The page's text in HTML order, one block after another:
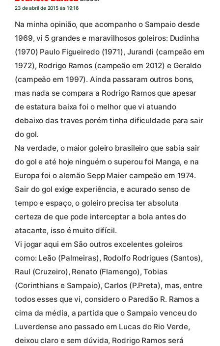
23 de abril de 2015 às 19:16
Na minha opinião, que acompanho o Sampaio desde
1969, vi 5 grandes e maravilhosos goleiros: Dudinha
(1970) Paulo Figueiredo (1971), Jurandi (campeão em
1972), Rodrigo Ramos (campeão em 2012) e Geraldo
(campeão em 1997). Ainda passaram outros bons,
mas nada se compara a Rodrigo Ramos que apesar
de estatura baixa foi o melhor que vi atuando
debaixo das traves porém tinha dificuldade para sair
do gol.
Na verdade, o maior goleiro brasileiro que sabia sair
do gol e até hoje ninguém o superou foi Manga, e na
Europa foi o alemão Sepp Maier campeão em 1974.
Sair do gol exige experiência, e acurado senso de
tempo e espaço, o goleiro precisa ter absoluta
certeza de que pode interceptar a bola antes do
atacante, isso é muito difícil.
Vi jogar aqui em São outros excelentes goleiros
como: Leão (Palmeiras), Rodolfo Rodrigues (Santos),
Raul (Cruzeiro), Renato (Flamengo), Tobias
(Corinthians e Sampaio), Carlos (P.Preta), mas, entre
todos esses que vi, considero o Paredão R. Ramos a
cima da média, a partida que o Sampaio venceu do
Luverdense ano passado em Lucas do Rio Verde,
deixou claro e sem dúvida, Rodrigo Ramos será